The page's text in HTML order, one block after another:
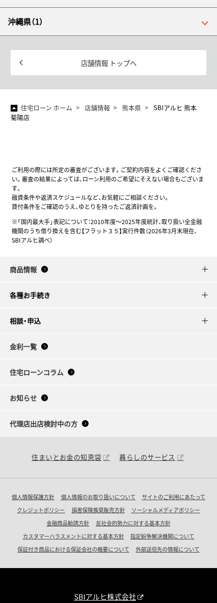
沖縄県（1）
店舗情報 トップへ
住宅ローン ホーム 店舗情報 熊本県
SBIアルヒ 熊本
菊陽店
ご利用の際には所定の審査がございます。ご契約内容をよくご確認くださ
い。審査の結果によっては、ローン利用のご希望にそえない場合もございま
す。
融資条件や返済スケジュールなど、お気軽にご相談ください。
貸付条件をご確認のうえ、ゆとりを持ったご返済計画を。
※「国内最大手」表記について：2010年度～2025年度統計、取り扱い全金融
機関のうち借り換えを含む【フラット３５】実行件数（2026年3月末現在、
SBIアルヒ調べ）
商品情報
各種お手続き
相談・申込
金利一覧
住宅ローンコラム
お知らせ
代理店出店検討中の方
住まいとお金の知恵袋 暮らしのサービス
個人情報保護方針 個人情報のお取り扱いについて
サイトのご利用にあたって
クレジットポリシー
損害保険推奨販売方針
ソーシャルメディアポリシー
金融商品勧誘方針
反社会的勢力に対する基本方針
カスタマーハラスメントに対する基本方針
指定紛争解決機関について
保証付き商品における保証会社の概要について
外部送信先の情報について
SBIアルヒ株式会社